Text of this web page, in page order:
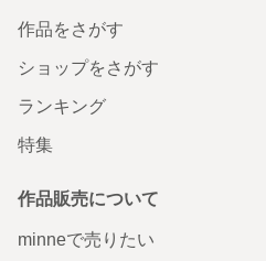
作品をさがす
ショップをさがす
ランキング
特集
作品販売について
minneで売りたい